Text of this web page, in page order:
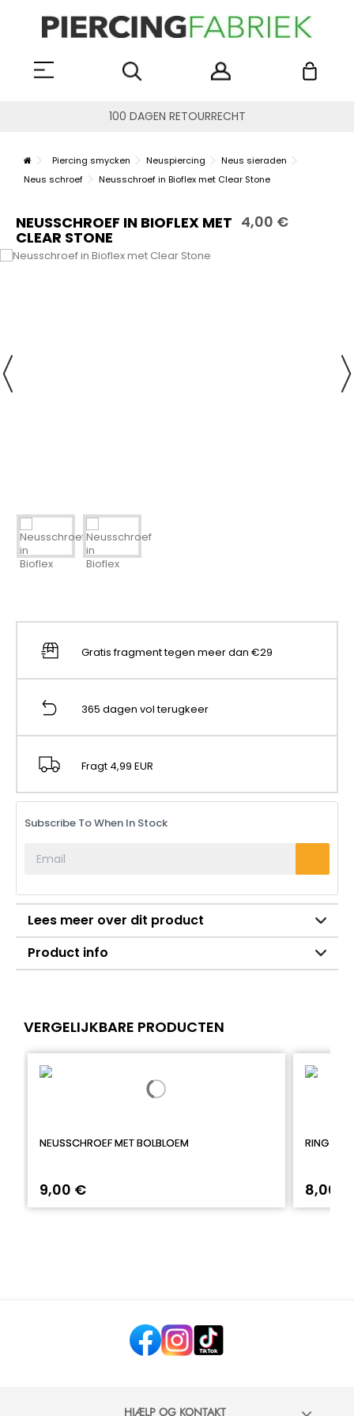
100 DAGEN RETOURRECHT
Piercing smycken Neuspiercing
Neus sieraden
Neus schroef
Neusschroef in Bioflex met Clear Stone
NEUSSCHROEF IN BIOFLEX MET
CLEAR STONE
4,00 €
Gratis fragment tegen meer dan €29
365 dagen vol terugkeer
Fragt 4,99 EUR
Subscribe To When In Stock
Lees meer over dit product
Product info
VERGELIJKBARE PRODUCTEN
NEUSSCHROEF MET BOLBLOEM
9,00 €
RING MET
8,00 €
HJÆLP OG KONTAKT